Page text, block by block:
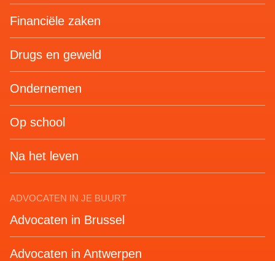
Financiële zaken
Drugs en geweld
Ondernemen
Op school
Na het leven
ADVOCATEN IN JE BUURT
Advocaten in Brussel
Advocaten in Antwerpen